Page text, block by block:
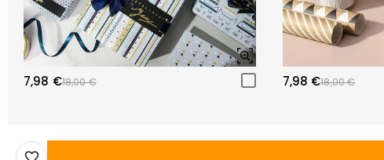
7,98 €18,00 € 7,98 €18,00 €